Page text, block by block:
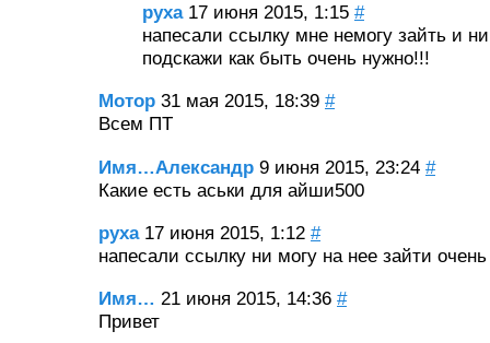
руха 17 июня 2015, 1:15 #
напесали ссылку мне немогу зайть и
подскажи как быть очень нужно!!!
Мотор 31 мая 2015, 18:39 #
Всем ПТ
Имя…Александр 9 июня 2015, 23:24 #
Какие есть аськи для айши500
руха 17 июня 2015, 1:12 #
напесали ссылку ни могу на нее зайти
Имя… 21 июня 2015, 14:36 #
Привет